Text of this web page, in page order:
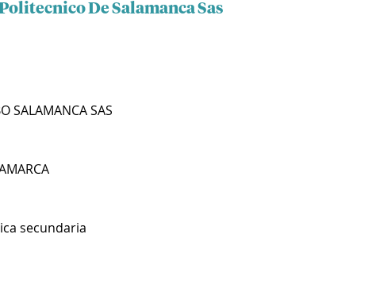
De Salamanca Sas
SALAMANCA SAS
secundaria